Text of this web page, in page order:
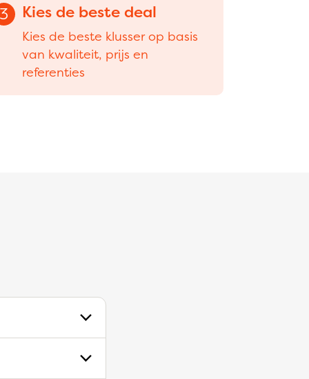
3 Kies de beste deal
Kies de beste klusser op basis
van kwaliteit, prijs en
referenties